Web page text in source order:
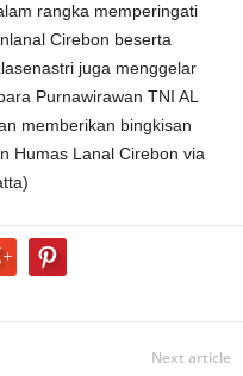
rangka memperingati
Cirebon beserta
juga menggelar
Purnawirawan TNI AL
memberikan bingkisan
Humas Lanal Cirebon via
Next article